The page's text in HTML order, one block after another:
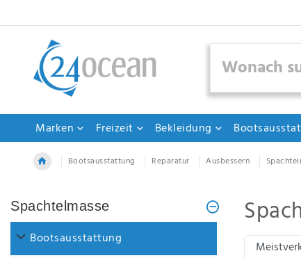
Marken Freizeit Bekleidung
Bootsausstattung Reparatur Ausbessern
Spachtelmasse
Bootsausstattung
Filter
Sind
diese
Filter
hilfreich?
Vermissen
Schreiben
Sie
uns
Ceres::Template.mailFormHoneypotLabel